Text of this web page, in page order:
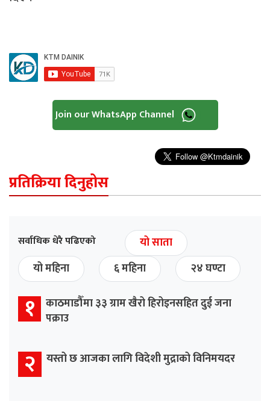
Join our WhatsApp Channel
प्रतिक्रिया दिनुहोस
सर्वाधिक धेरै पढिएको
यो साता
यो महिना
६ महिना २४ घण्टा
१ काठमाडौँमा ३३ ग्राम खैरो हिरोइनसहित दुई जना
पक्राउ
२ यस्तो छ आजका लागि विदेशी मुद्राको विनिमयदर